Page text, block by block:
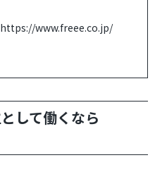
https://www.freee.co.jp/
して働くなら